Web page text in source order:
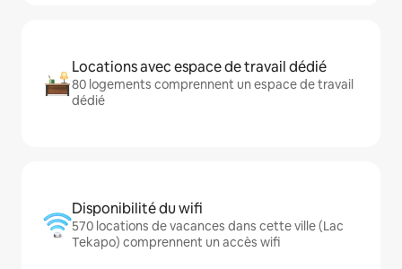
Locations avec espace de travail dédié
80 logements comprennent un espace de travail
dédié
Disponibilité du wifi
570 locations de vacances dans cette ville (Lac
Tekapo) comprennent un accès wifi